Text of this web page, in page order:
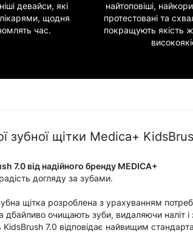
девайси, які
лікарями, щодня
час.
найтоповіші,
протестовані та
покращують якість
зубної щітки Medica+
7.0 від надійного бренду MEDICA+
догляду за зубами.
щітка розроблена з урахуванням
очищають зуби, видаляючи наліт і
7.0 відповідає найвищим